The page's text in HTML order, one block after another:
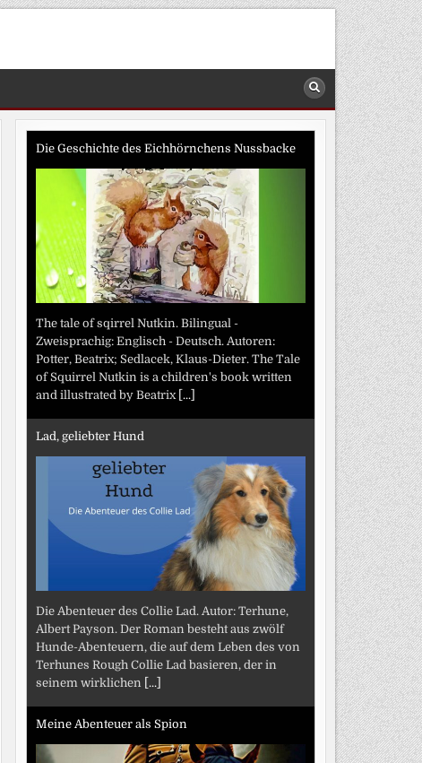
Die Geschichte des Eichhörnchens Nussbacke
The tale of sqirrel Nutkin. Bilingual -
Zweisprachig: Englisch - Deutsch. Autoren:
Potter, Beatrix; Sedlacek, Klaus-Dieter. The Tale
of Squirrel Nutkin is a children's book written
and illustrated by Beatrix [...]
Lad, geliebter Hund
Die Abenteuer des Collie Lad. Autor: Terhune,
Albert Payson. Der Roman besteht aus zwölf
Hunde-Abenteuern, die auf dem Leben des von
Terhunes Rough Collie Lad basieren, der in
seinem wirklichen [...]
Meine Abenteuer als Spion